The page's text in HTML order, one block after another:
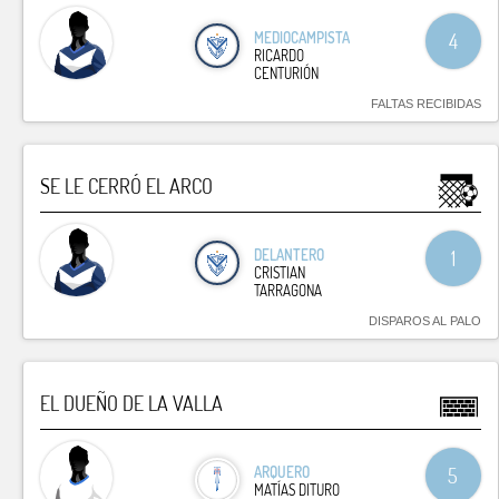
MEDIOCAMPISTA
RICARDO
CENTURIÓN
4
FALTAS RECIBIDAS
SE LE CERRÓ EL ARCO
DELANTERO
CRISTIAN
TARRAGONA
1
DISPAROS AL PALO
EL DUEÑO DE LA VALLA
ARQUERO
MATÍAS DITURO
5